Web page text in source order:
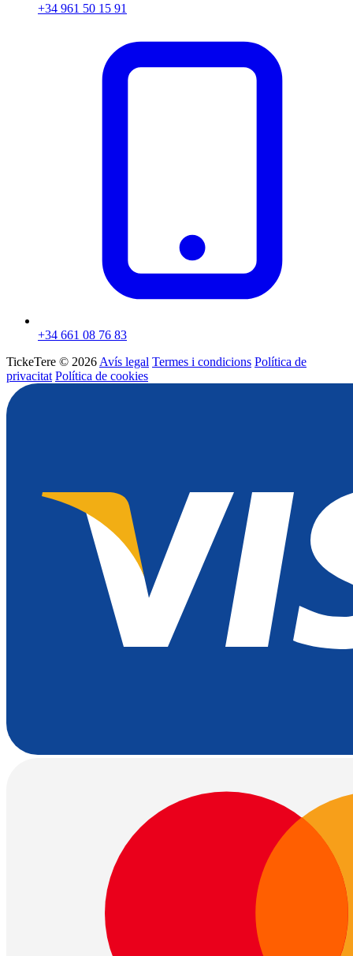
+34 961 50 15 91
+34 661 08 76 83
TickeTere © 2026 Avís legal Termes i condicions Política de
privacitat Política de cookies